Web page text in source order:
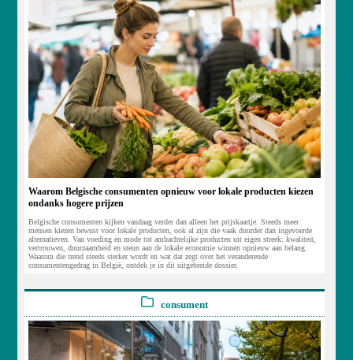
Waarom Belgische consumenten opnieuw voor lokale producten kiezen
ondanks hogere prijzen
Belgische consumenten kijken vandaag verder dan alleen het prijskaartje. Steeds meer
mensen kiezen bewust voor lokale producten, ook al zijn die vaak duurder dan ingevoerde
alternatieven. Van voeding en mode tot ambachtelijke producten uit eigen streek: kwaliteit,
vertrouwen, duurzaamheid en steun aan de lokale economie winnen opnieuw aan belang.
Waarom die trend steeds sterker wordt en wat dat zegt over het veranderende
consumentengedrag in België, ontdek je in dit uitgebreide dossier.
consument